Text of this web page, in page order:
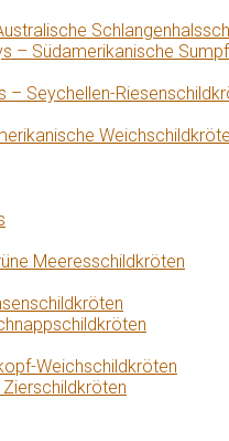
– Südamerikanische
– Seychellen-
Meeresschildkröten
Weichschildkröten